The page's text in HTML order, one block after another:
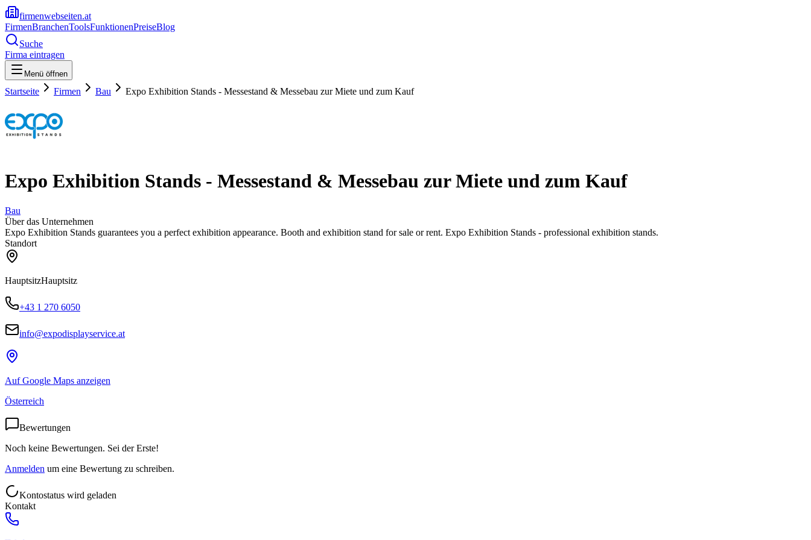
firmenwebseiten.at
FirmenBranchenToolsFunktionenPreiseBlog
Suche
Firma eintragen
Menü öffnen
Startseite Firmen Bau Expo Exhibition Stands - Messestand & Messebau zur Miete und zum Kauf
Expo Exhibition Stands - Messestand & Messebau zur Miete und zum Kauf
Bau
Über das Unternehmen
Expo Exhibition Stands guarantees you a perfect exhibition appearance. Booth and exhibition stand for sale or rent. Expo Exhibition Stands - professional exhibition stands.
Standort
HauptsitzHauptsitz
+43 1 270 6050
info@expodisplayservice.at
Auf Google Maps anzeigen
Österreich
Bewertungen
Noch keine Bewertungen. Sei der Erste!
Anmelden um eine Bewertung zu schreiben.
Kontostatus wird geladen
Kontakt